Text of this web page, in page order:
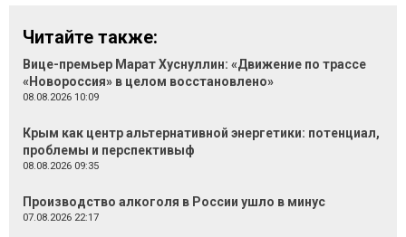
Читайте также:
Вице-премьер Марат Хуснуллин: «Движение по трассе
«Новороссия» в целом восстановлено»
08.08.2026 10:09
Крым как центр альтернативной энергетики: потенциал,
проблемы и перспективыф
08.08.2026 09:35
Производство алкоголя в России ушло в минус
07.08.2026 22:17